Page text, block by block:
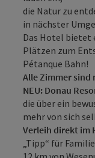
die Natur zu
in nächster
Das Hotel bietet
Plätzen zum
Pétanque Bahn!
Alle Zimmer
NEU: Donau
die über ein
mehr von sich
Verleih direkt im
„Tipp“ für